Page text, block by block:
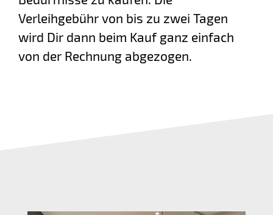
Verleihgebühr von bis zu zwei Tagen
wird Dir dann beim Kauf ganz einfach
von der Rechnung abgezogen.